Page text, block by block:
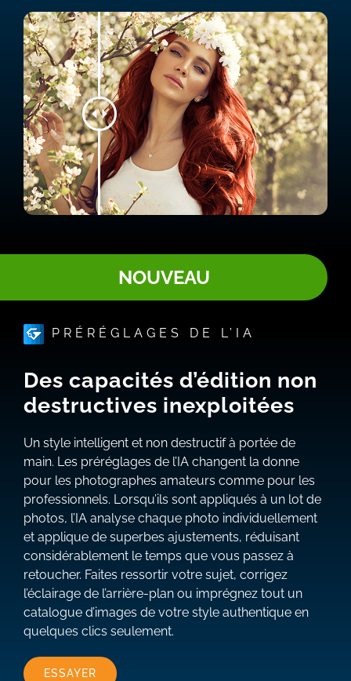
NOUVEAU
PRÉRÉGLAGES DE L’IA
Des capacités d’édition non
destructives inexploitées
Un style intelligent et non destructif à portée de
main. Les préréglages de l’IA changent la donne
pour les photographes amateurs comme pour les
professionnels. Lorsqu’ils sont appliqués à un lot de
photos, l’IA analyse chaque photo individuellement
et applique de superbes ajustements, réduisant
considérablement le temps que vous passez à
retoucher. Faites ressortir votre sujet, corrigez
l’éclairage de l’arrière-plan ou imprégnez tout un
catalogue d’images de votre style authentique en
quelques clics seulement.
ESSAYER